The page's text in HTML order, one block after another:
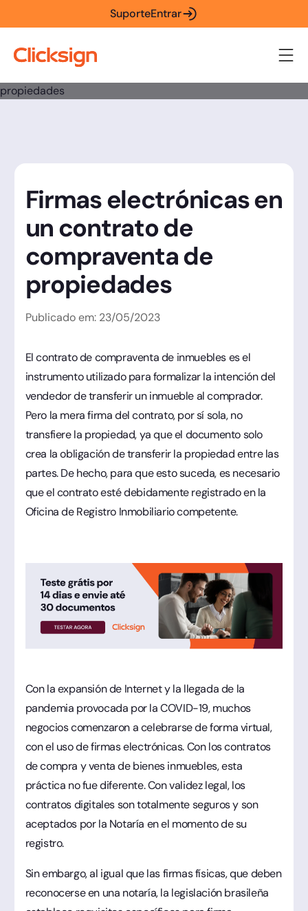
SuporteEntrar
Firmas electrónicas en
un contrato de
compraventa de
propiedades
Publicado em: 23/05/2023
El contrato de compraventa de inmuebles es el
instrumento utilizado para formalizar la intención del
vendedor de transferir un inmueble al comprador.
Pero la mera firma del contrato, por sí sola, no
transfiere la propiedad, ya que el documento solo
crea la obligación de transferir la propiedad entre las
partes. De hecho, para que esto suceda, es necesario
que el contrato esté debidamente registrado en la
Oficina de Registro Inmobiliario competente.
Con la expansión de Internet y la llegada de la
pandemia provocada por la COVID-19, muchos
negocios comenzaron a celebrarse de forma virtual,
con el uso de firmas electrónicas. Con los contratos
de compra y venta de bienes inmuebles, esta
práctica no fue diferente. Con validez legal, los
contratos digitales son totalmente seguros y son
aceptados por la Notaría en el momento de su
registro.
Sin embargo, al igual que las firmas físicas, que deben
reconocerse en una notaría, la legislación brasileña